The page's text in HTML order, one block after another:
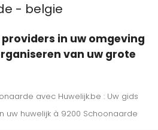
- belgie
in uw omgeving
van uw grote
avec Huwelijk.be : Uw gids
uw huwelijk à 9200 Schoonaarde